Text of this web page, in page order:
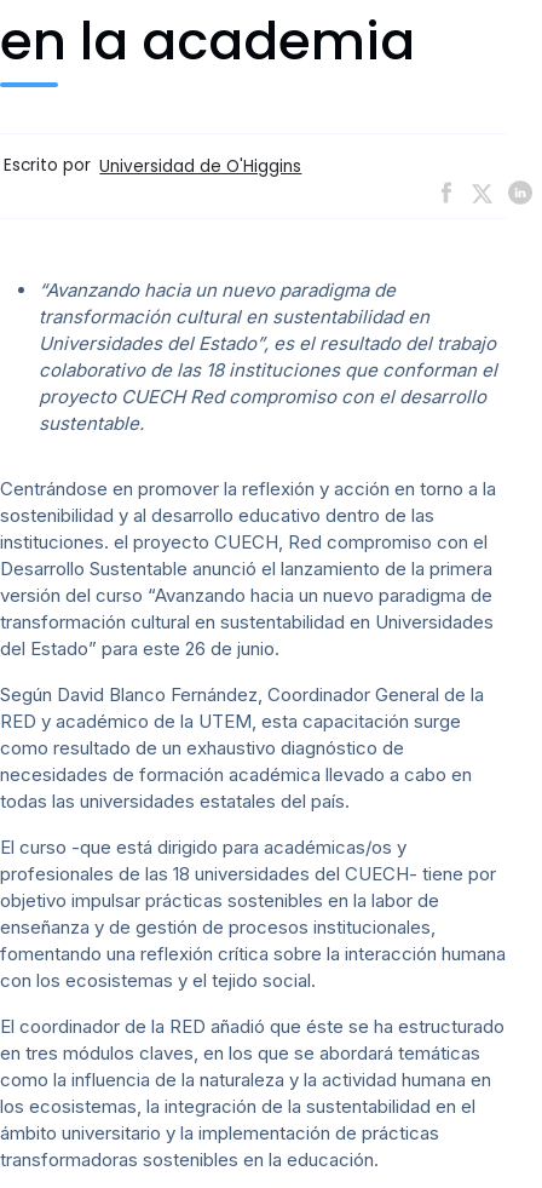
en la academia
Escrito por Universidad de O'Higgins
“Avanzando hacia un nuevo paradigma de
transformación cultural en sustentabilidad en
Universidades del Estado”, es el resultado del trabajo
colaborativo de las 18 instituciones que conforman el
proyecto CUECH Red compromiso con el desarrollo
sustentable.
Centrándose en promover la reflexión y acción en torno a la
sostenibilidad y al desarrollo educativo dentro de las
instituciones. el proyecto CUECH, Red compromiso con el
Desarrollo Sustentable anunció el lanzamiento de la primera
versión del curso “Avanzando hacia un nuevo paradigma de
transformación cultural en sustentabilidad en Universidades
del Estado” para este 26 de junio.
Según David Blanco Fernández, Coordinador General de la
RED y académico de la UTEM, esta capacitación surge
como resultado de un exhaustivo diagnóstico de
necesidades de formación académica llevado a cabo en
todas las universidades estatales del país.
El curso -que está dirigido para académicas/os y
profesionales de las 18 universidades del CUECH- tiene por
objetivo impulsar prácticas sostenibles en la labor de
enseñanza y de gestión de procesos institucionales,
fomentando una reflexión crítica sobre la interacción humana
con los ecosistemas y el tejido social.
El coordinador de la RED añadió que éste se ha estructurado
en tres módulos claves, en los que se abordará temáticas
como la influencia de la naturaleza y la actividad humana en
los ecosistemas, la integración de la sustentabilidad en el
ámbito universitario y la implementación de prácticas
transformadoras sostenibles en la educación.